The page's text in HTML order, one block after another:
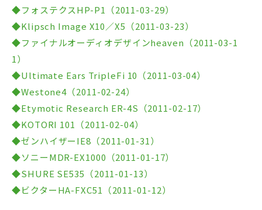
◆フォステクスHP-P1（2011-03-29）
◆Klipsch Image X10／X5（2011-03-23）
◆ファイナルオーディオデザインheaven（2011-03-1
1）
◆Ultimate Ears TripleFi 10（2011-03-04）
◆Westone4（2011-02-24）
◆Etymotic Research ER-4S（2011-02-17）
◆KOTORI 101（2011-02-04）
◆ゼンハイザーIE8（2011-01-31）
◆ソニーMDR-EX1000（2011-01-17）
◆SHURE SE535（2011-01-13）
◆ビクターHA-FXC51（2011-01-12）